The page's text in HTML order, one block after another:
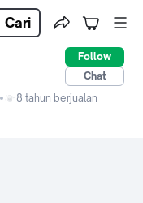
Cari
Follow
Chat
8 tahun berjualan